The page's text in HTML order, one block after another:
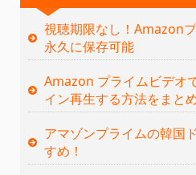
視聴期限なし！Amazon
永久に保存可能
Amazon プライムビデオ
イン再生する方法をまと
アマゾンプライムの韓国
すめ！